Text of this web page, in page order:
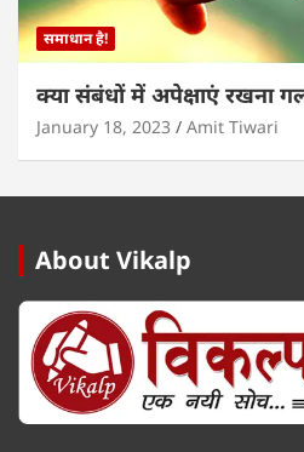
समाधान है!
क्या संबंधों में अपेक्षाएं रखना
January 18, 2023 Amit Tiwari
About Vikalp